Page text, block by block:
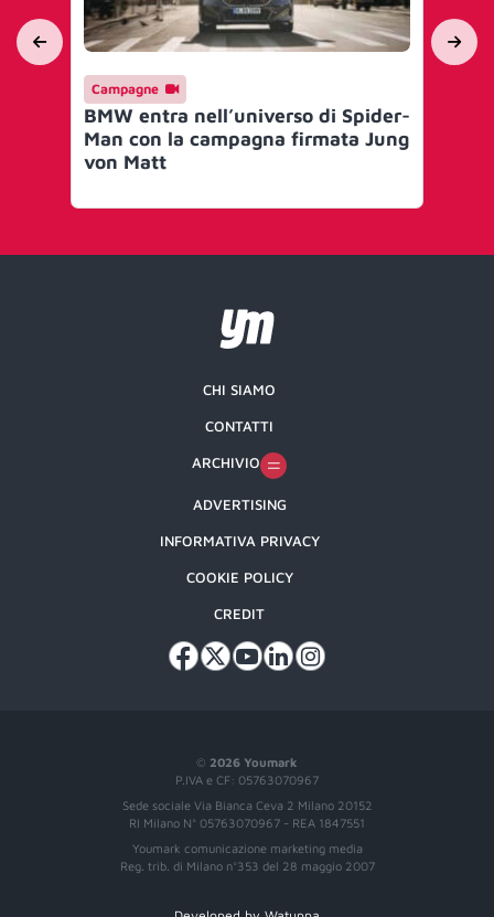
Campagne
BMW entra nell’universo di Spider-
Man con la campagna firmata Jung
von Matt
© 2026 Youmark
P.IVA e CF: 05763070967
Sede sociale Via Bianca Ceva 2 Milano 20152
RI Milano N° 05763070967 - REA 1847551
Youmark comunicazione marketing media
Reg. trib. di Milano n°353 del 28 maggio 2007
CHI SIAMO
CONTATTI
ARCHIVIO
ADVERTISING
INFORMATIVA PRIVACY
COOKIE POLICY
CREDIT